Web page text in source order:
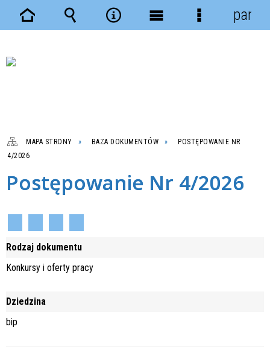
MAPA STRONY BAZA DOKUMENTÓW
POSTĘPOWANIE NR
4/2026
Postępowanie Nr 4/2026
Rodzaj dokumentu
Konkursy i oferty pracy
Dziedzina
bip
Strona Wyszukiwarka
NarzędziaMenu
Menu
panel